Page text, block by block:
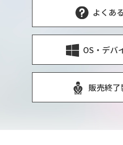
よくあ
OS・デバ
販売終